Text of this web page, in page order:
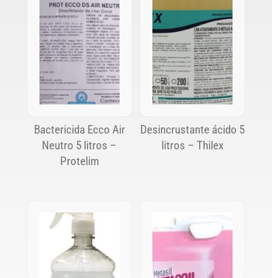
Bactericida Ecco Air
Neutro 5 litros –
Protelim
Desincrustante ácido 5
litros – Thilex